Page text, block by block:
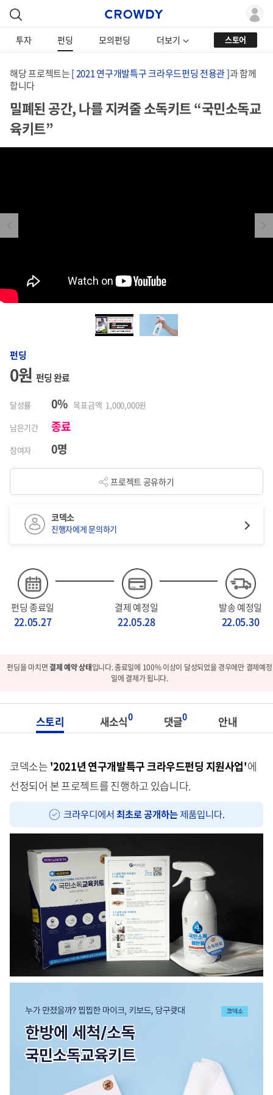
투자 펀딩 모의펀딩 더보기 스토어
해당 프로젝트는[ 2021 연구개발특구 크라우드펀딩 전용관 ]과 함께
합니다
밀폐된 공간, 나를 지켜줄 소독키트 “국민소독교
육키트”
Previous Next
펀딩
0원 펀딩 완료
달성률 0% 목표금액 1,000,000원
남은기간
종료
참여자 0명
프로젝트 공유하기
펀딩 종료일
22.05.27
결제 예정일
22.05.28
발송 예정일
22.05.30
코덱소
진행자에게 문의하기
펀딩을 마치면결제 예약 상태입니다. 종료일에 100% 이상이 달성되었을 경우에만 결제예정
일에 결제가 됩니다.
스토리 새소식0 댓글0 안내
코덱소는 '2021년 연구개발특구 크라우드펀딩 지원사업'에
선정되어 본 프로젝트를 진행하고 있습니다.